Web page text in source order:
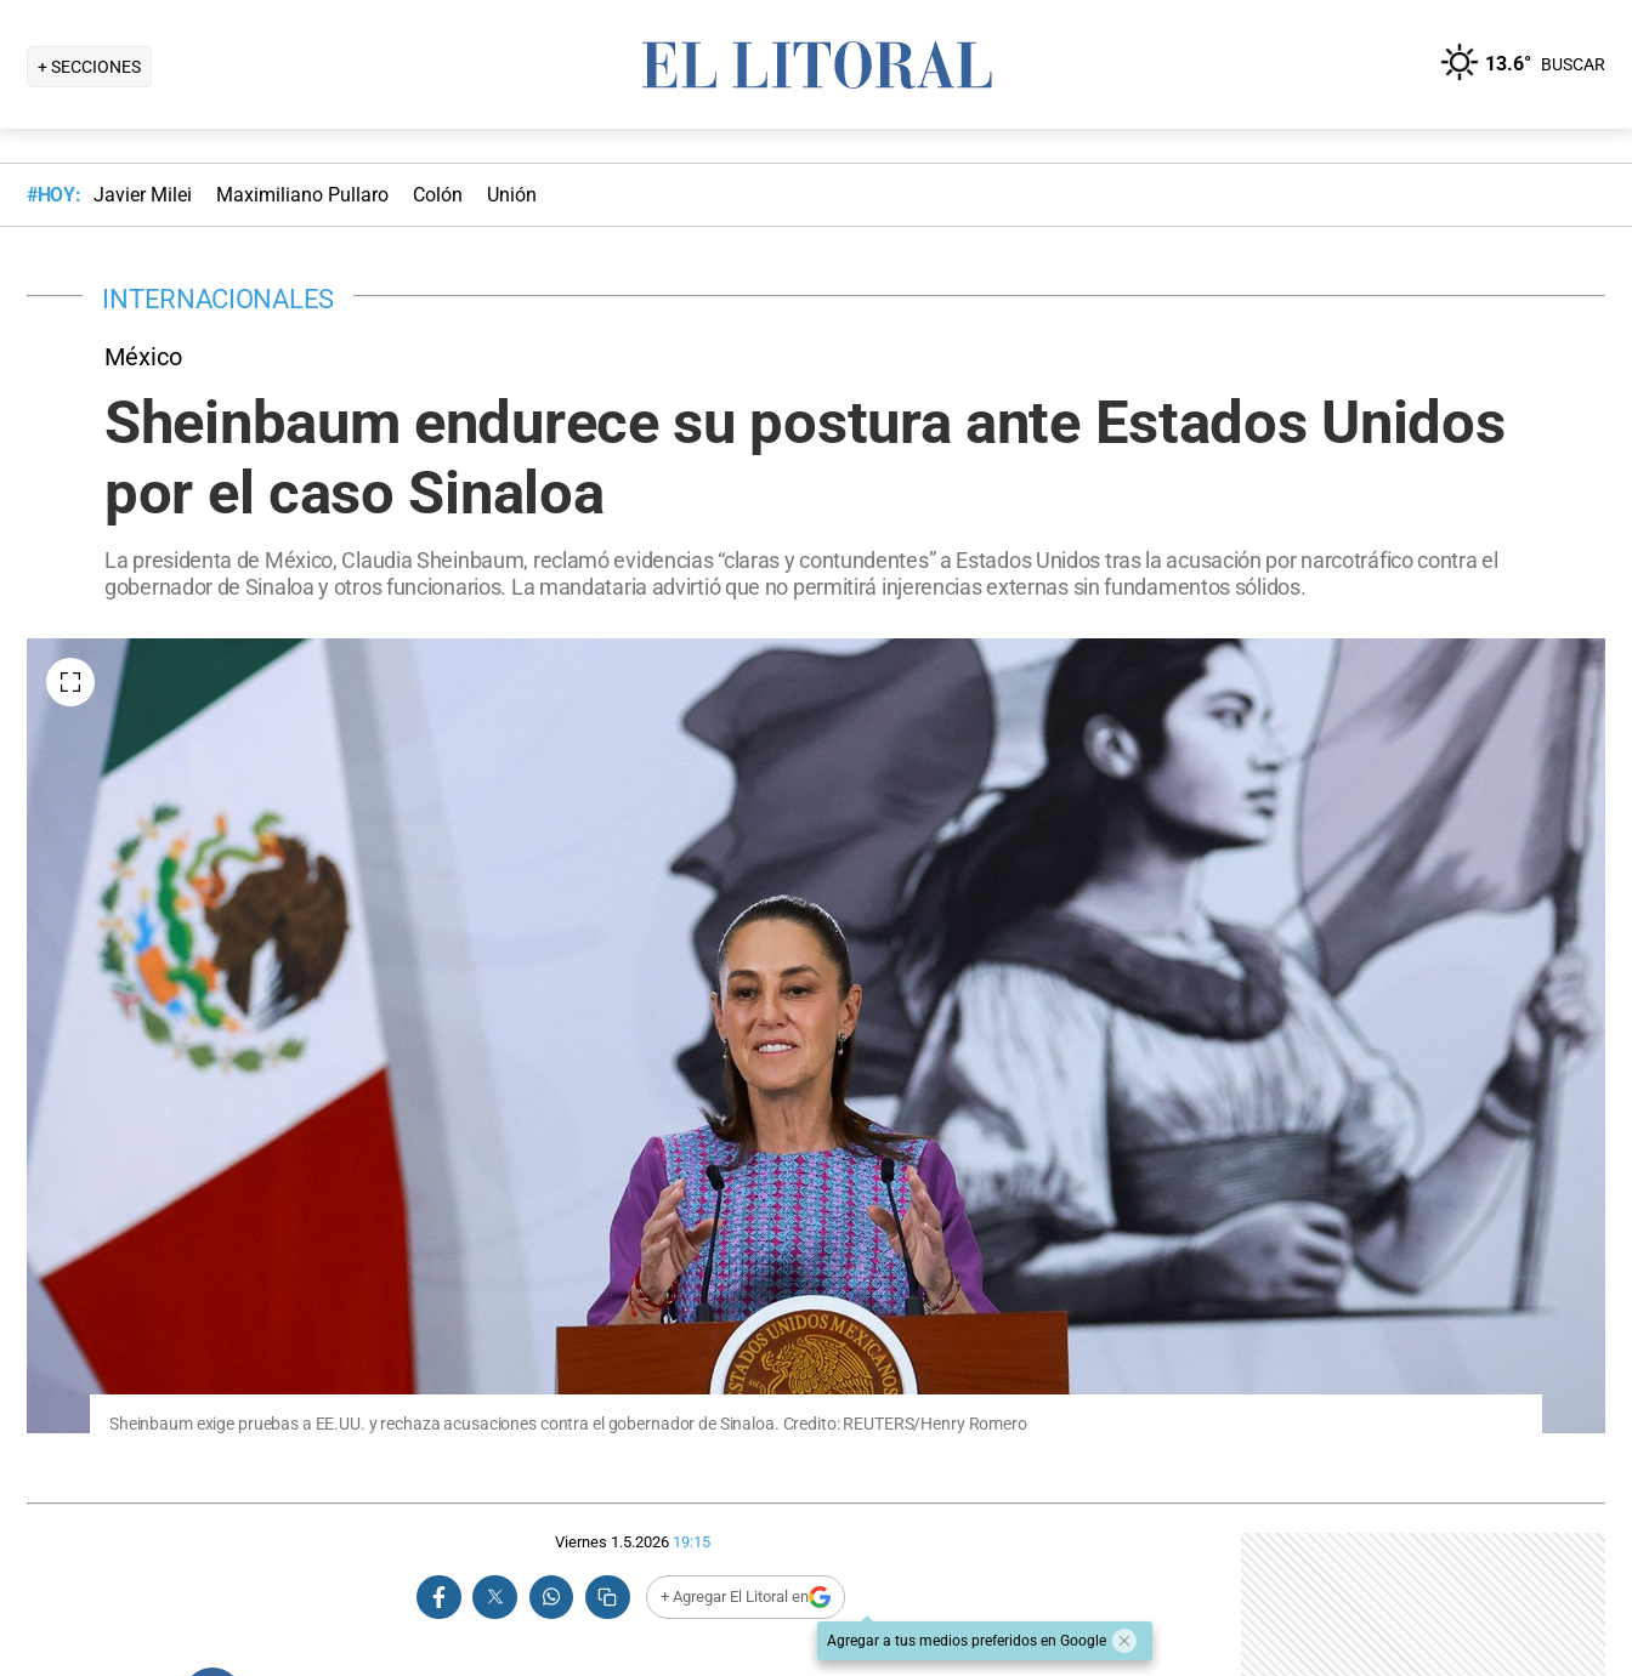
+ SECCIONES 13.6° BUSCAR
#HOY: Javier Milei Maximiliano Pullaro Colón Unión
INTERNACIONALES
México
Sheinbaum endurece su postura ante Estados Unidos
por el caso Sinaloa
La presidenta de México, Claudia Sheinbaum, reclamó evidencias “claras y contundentes” a Estados Unidos tras la acusación por narcotráfico contra el
gobernador de Sinaloa y otros funcionarios. La mandataria advirtió que no permitirá injerencias externas sin fundamentos sólidos.
Sheinbaum exige pruebas a EE.UU. y rechaza acusaciones contra el gobernador de Sinaloa. Credito: REUTERS/Henry Romero
Viernes 1.5.2026 19:15
+ Agregar El Litoral en
Agregar a tus medios preferidos en Google